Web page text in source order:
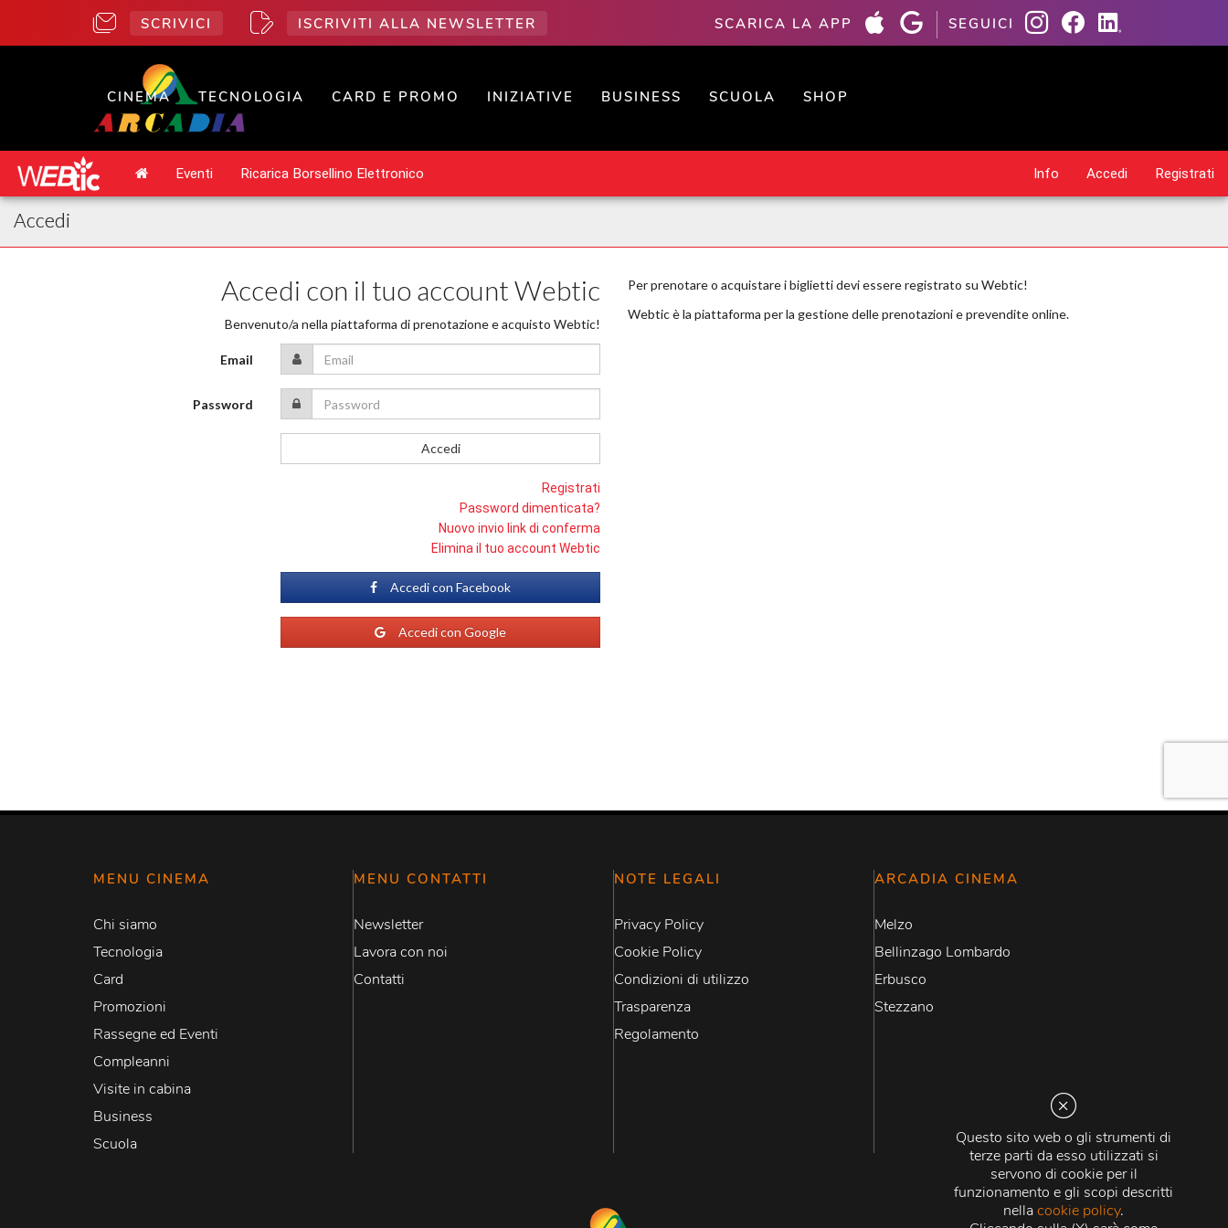
Questo sito web o gli strumenti di
terze parti da esso utilizzati si
servono di cookie per il
funzionamento e gli scopi descritti
nellacookie policy.
SCRIVICI ISCRIVITI ALLA NEWSLETTER SCARICA LA APP SEGUICI
CINEMA TECNOLOGIA CARD E PROMO INIZIATIVE BUSINESS SCUOLA SHOP
MENU CINEMA
Chi siamo
Tecnologia
Card
Promozioni
Rassegne ed Eventi
Compleanni
Visite in cabina
Business
Scuola
MENU CONTATTI
Newsletter
Lavora con noi
Contatti
NOTE LEGALI
Privacy Policy
Cookie Policy
Condizioni di utilizzo
Trasparenza
Regolamento
ARCADIA CINEMA
Melzo
Bellinzago Lombardo
Erbusco
Stezzano